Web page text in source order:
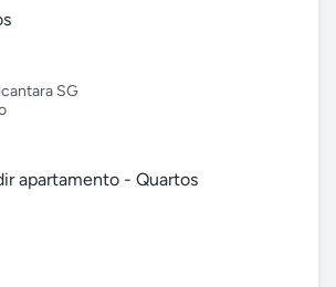
SG
apartamento - Quartos